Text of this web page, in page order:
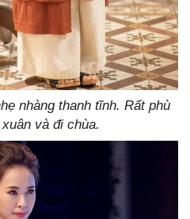
nhàng thanh tĩnh. Rất phù
và đi chùa.